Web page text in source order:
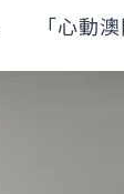
「心動澳